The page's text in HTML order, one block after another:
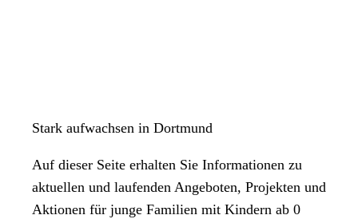
Stark aufwachsen in Dortmund
Auf dieser Seite erhalten Sie Informationen zu
aktuellen und laufenden Angeboten, Projekten und
Aktionen für junge Familien mit Kindern ab 0